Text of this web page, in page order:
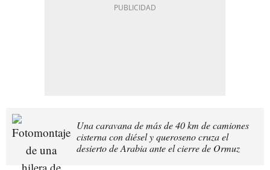
Una caravana de más de 40 km de camiones
cisterna con diésel y queroseno cruza el
desierto de Arabia ante el cierre de Ormuz